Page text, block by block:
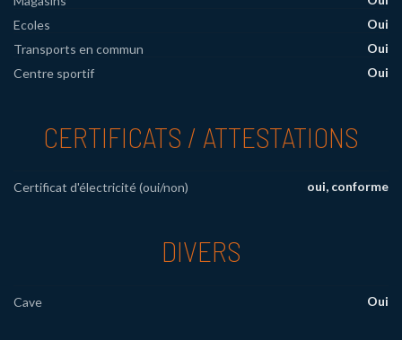
Ecoles
Oui
Transports en commun
Oui
Centre sportif
Oui
CERTIFICATS / ATTESTATIONS
Certificat d'électricité (oui/non) oui, conforme
DIVERS
Cave Oui